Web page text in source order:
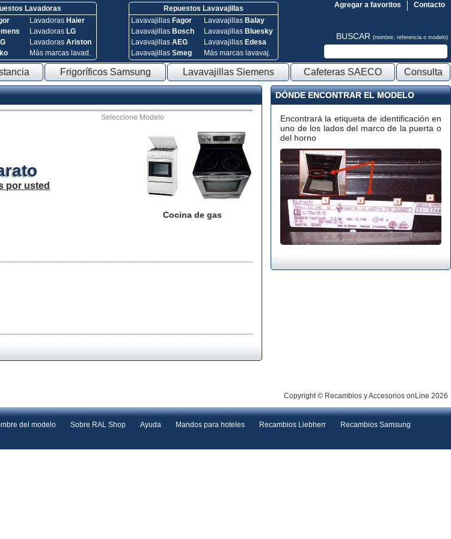
Lavadoras
Lavadoras Haier
Lavadoras LG
Lavadoras Ariston
Más marcas lavad.
Repuestos Lavavajillas
Lavavajillas Fagor
Lavavajillas Bosch
Lavavajillas AEG
Lavavajillas Smeg
Lavavajillas Balay
Lavavajillas Bluesky
Lavavajillas Edesa
Más marcas lavavaj.
Contacto
Agregar a favoritos
BUSCAR (nombre, referencia o modelo)
Frigoríficos Samsung Lavavajillas Siemens Cafeteras SAECO Consulta
Seleccione Modelo
Cocina de gas
por usted
DÓNDE ENCONTRAR EL MODELO
Encontrará la etiqueta de identificación en
uno de los lados del marco de la puerta o
del horno
Copyright © Recambios y Accesorios onLine 2026
del modelo Sobre RAL Shop Ayuda Mandos para hoteles Recambios Liebherr
Recambios Samsung